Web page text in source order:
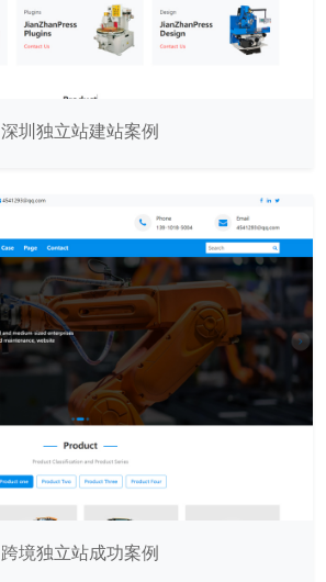
深圳独立站建站案例
跨境独立站成功案例